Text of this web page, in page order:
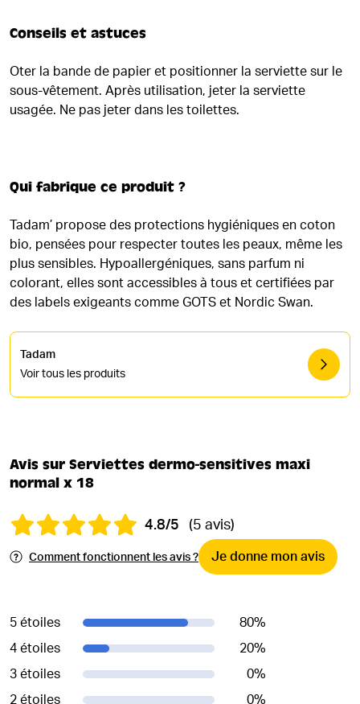
Conseils et astuces
Oter la bande de papier et positionner la serviette sur le
sous-vêtement. Après utilisation, jeter la serviette
usagée. Ne pas jeter dans les toilettes.
Qui fabrique ce produit ?
Tadam’ propose des protections hygiéniques en coton
bio, pensées pour respecter toutes les peaux, même les
plus sensibles. Hypoallergéniques, sans parfum ni
colorant, elles sont accessibles à tous et certifiées par
des labels exigeants comme GOTS et Nordic Swan.
Tadam
Voir tous les produits
Avis sur Serviettes dermo-sensitives maxi
normal x 18
4.8/5 (5 avis)
Comment fonctionnent les avis ? Je donne mon avis
5 étoiles 80%
4 étoiles
20%
3 étoiles
0%
2 étoiles
0%